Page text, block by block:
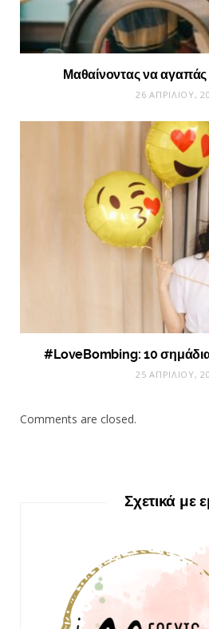
Μαθαίνοντας να
26 ΑΠΡΙΛΊΟΥ,
#LoveBombing: 10 σημάδια
25 ΑΠΡΙΛΊΟΥ,
Comments are closed.
Σχετικά με